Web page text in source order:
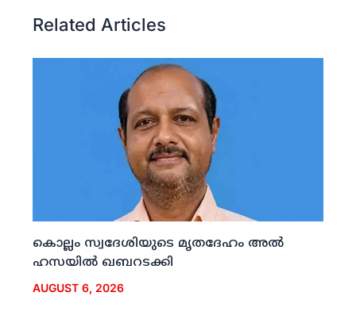
Related Articles
കൊല്ലം സ്വദേശിയുടെ മൃതദേഹം അല്‍
ഹസയില്‍ ഖബറടക്കി
AUGUST 6, 2026